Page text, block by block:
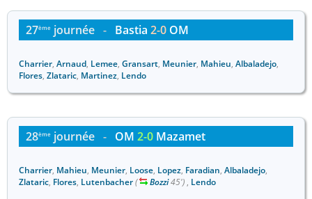
27ème journée - Bastia 2-0 OM
Charrier, Arnaud, Lemee, Gransart, Meunier, Mahieu, Albaladejo,
Flores, Zlataric, Martinez, Lendo
28ème journée - OM 2-0 Mazamet
Charrier, Mahieu, Meunier, Loose, Lopez, Faradian, Albaladejo,
Zlataric, Flores, Lutenbacher( Bozzi45') , Lendo